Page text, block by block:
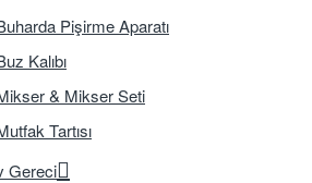
Pişirme Aparatı
Kalıbı
& Mikser Seti
Tartısı
Gereci